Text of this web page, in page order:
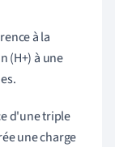
à la
(H+) à une
d'une triple
une charge